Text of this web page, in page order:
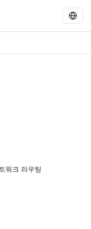
워크 라우팅